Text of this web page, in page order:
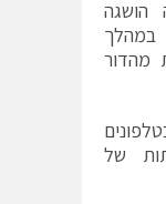
הושגה
במהלך
מהדור
מתעבורת דור 4 בטלפונים
של